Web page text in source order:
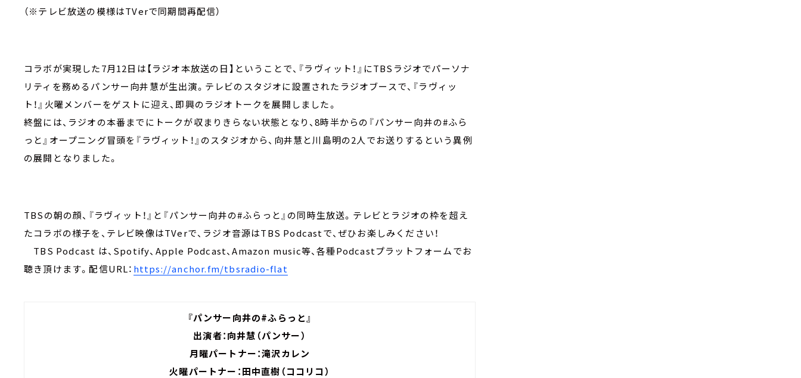
（※テレビ放送の模様はTVerで同期間再配信）
コラボが実現した7月12日は【ラジオ本放送の日】ということで、『ラヴィット！』にTBSラジオでパーソナ
リティを務めるパンサー向井慧が生出演。テレビのスタジオに設置されたラジオブースで、『ラヴィッ
ト！』火曜メンバーをゲストに迎え、即興のラジオトークを展開しました。
終盤には、ラジオの本番までにトークが収まりきらない状態となり、8時半からの『パンサー向井の#ふら
っと』オープニング冒頭を『ラヴィット！』のスタジオから、向井慧と川島明の2人でお送りするという異例
の展開となりました。
TBSの朝の顔、『ラヴィット！』と『パンサー向井の#ふらっと』の同時生放送。テレビとラジオの枠を超え
たコラボの様子を、テレビ映像はTVerで、ラジオ音源はTBS Podcastで、ぜひお楽しみください！
TBS Podcast は、Spotify、Apple Podcast、Amazon music等、各種Podcastプラットフォームでお
聴き頂けます。配信URL： https://anchor.fm/tbsradio-flat
『パンサー向井の#ふらっと』
出演者：向井慧（パンサー）
月曜パートナー：滝沢カレン
火曜パートナー：田中直樹（ココリコ）